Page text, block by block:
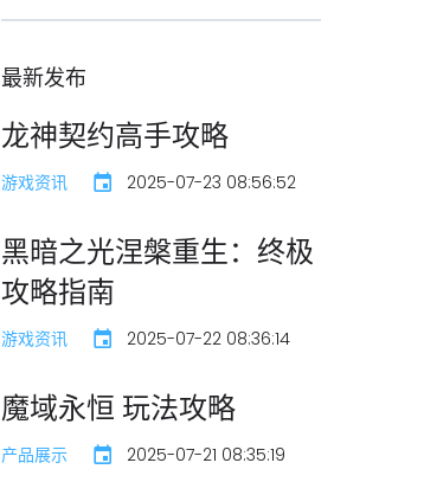
最新发布
龙神契约高手攻略
游戏资讯 2025-07-23 08:56:52
黑暗之光涅槃重生：终极
攻略指南
游戏资讯 2025-07-22 08:36:14
魔域永恒 玩法攻略
产品展示 2025-07-21 08:35:19